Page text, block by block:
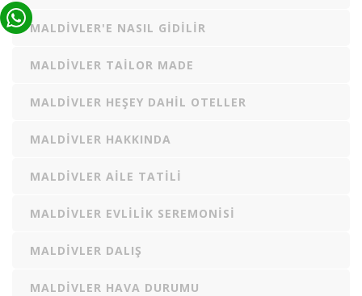
MALDIVLER'E NASIL GIDILIR
MALDIVLER TAILOR MADE
MALDIVLER HEŞEY DAHIL OTELLER
MALDIVLER HAKKINDA
MALDIVLER AILE TATILI
MALDIVLER EVLILIK SEREMONISI
MALDIVLER DALIŞ
MALDIVLER HAVA DURUMU